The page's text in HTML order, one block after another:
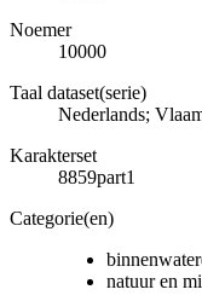
Noemer
10000
Taal dataset(serie)
Nederlands;
Karakterset
8859part1
Categorie(en)
natuur en